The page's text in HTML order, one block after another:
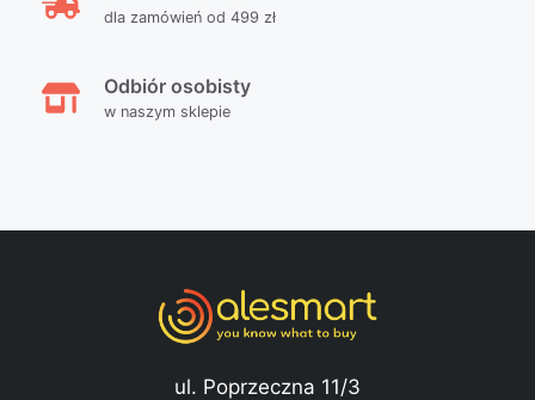
dla zamówień od 499 zł
Odbiór osobisty
w naszym sklepie
ul. Poprzeczna 11/3